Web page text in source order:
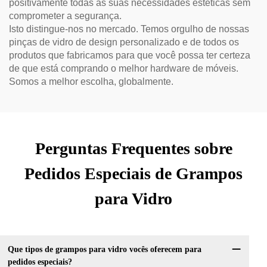
positivamente todas as suas necessidades estéticas sem
comprometer a segurança.
Isto distingue-nos no mercado. Temos orgulho de nossas
pinças de vidro de design personalizado e de todos os
produtos que fabricamos para que você possa ter certeza
de que está comprando o melhor hardware de móveis.
Somos a melhor escolha, globalmente.
Perguntas Frequentes sobre
Pedidos Especiais de Grampos
para Vidro
Que tipos de grampos para vidro vocês oferecem para
pedidos especiais?